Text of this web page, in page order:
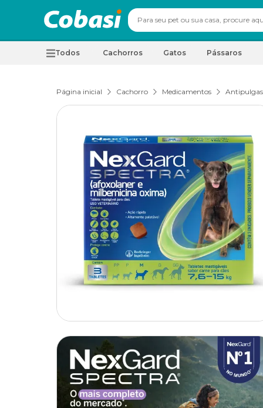
Todos Cachorros Gatos Pássaros
Página inicial Cachorro Medicamentos